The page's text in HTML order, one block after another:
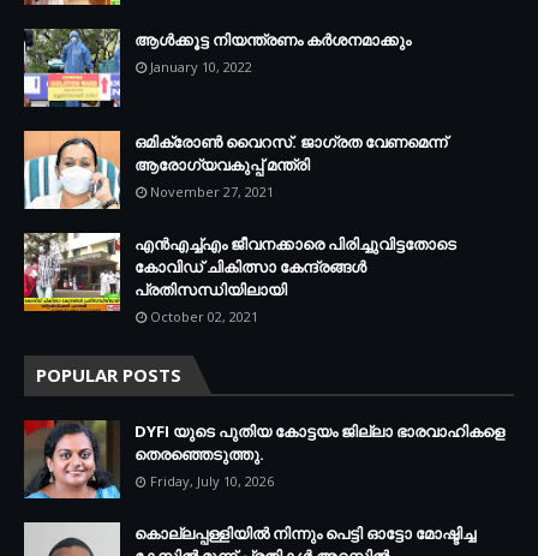
ആള്‍ക്കൂട്ട നിയന്ത്രണം കര്‍ശനമാക്കും
January 10, 2022
ഒമിക്രോണ്‍ വൈറസ്. ജാഗ്രത വേണമെന്ന്
ആരോഗ്യവകുപ്പ് മന്ത്രി
November 27, 2021
എന്‍എച്ച്എം ജീവനക്കാരെ പിരിച്ചുവിട്ടതോടെ
കോവിഡ് ചികിത്സാ കേന്ദ്രങ്ങള്‍
പ്രതിസന്ധിയിലായി
October 02, 2021
POPULAR POSTS
DYFI യുടെ പുതിയ കോട്ടയം ജില്ലാ ഭാരവാഹികളെ
തെരഞ്ഞെടുത്തു.
Friday, July 10, 2026
കൊല്ലപ്പള്ളിയില്‍ നിന്നും പെട്ടി ഓട്ടോ മോഷ്ടിച്ച